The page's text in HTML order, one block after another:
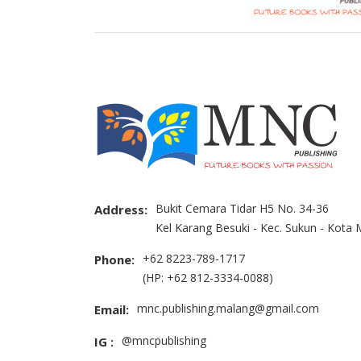
Address: Bukit Cemara Tidar H5 No. 34-36
Kel Karang Besuki - Kec. Sukun - Kota
Phone: +62 8223-789-1717
(HP: +62 812-3334-0088)
Email: mnc.publishing.malang@gmail.com
IG : @mncpublishing